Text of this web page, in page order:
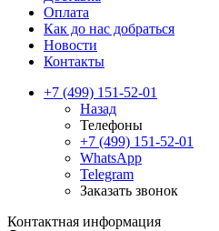
Оплата
Как до нас добраться
Новости
Контакты
+7 (499) 151-52-01
Назад
Телефоны
+7 (499) 151-52-01
WhatsApp
Telegram
Заказать звонок
Контактная информация